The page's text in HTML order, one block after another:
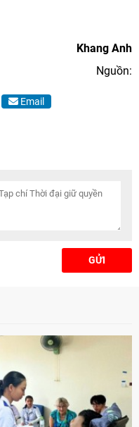
Khang Anh
Nguồn:
Email
GỬI